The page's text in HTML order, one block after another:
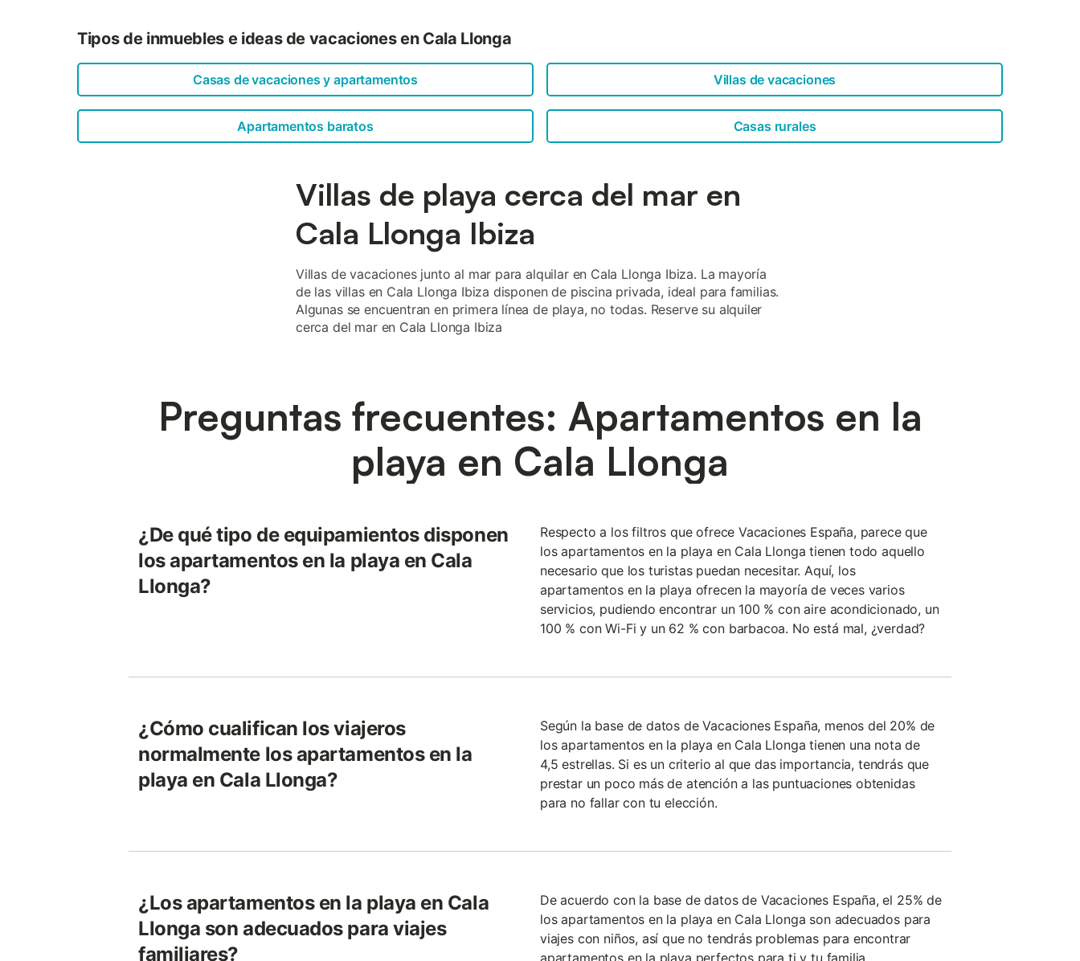
Tipos de inmuebles e ideas de vacaciones en Cala Llonga
Casas de vacaciones y apartamentos Villas de vacaciones
Apartamentos baratos Casas rurales
Villas de playa cerca del mar en
Cala Llonga Ibiza
Villas de vacaciones junto al mar para alquilar en Cala Llonga Ibiza. La mayoría
de las villas en Cala Llonga Ibiza disponen de piscina privada, ideal para familias.
Algunas se encuentran en primera línea de playa, no todas. Reserve su alquiler
cerca del mar en Cala Llonga Ibiza
Preguntas frecuentes: Apartamentos en la
playa en Cala Llonga
¿De qué tipo de equipamientos disponen
los apartamentos en la playa en Cala
Llonga?
Respecto a los filtros que ofrece Vacaciones España, parece que
los apartamentos en la playa en Cala Llonga tienen todo aquello
necesario que los turistas puedan necesitar. Aquí, los
apartamentos en la playa ofrecen la mayoría de veces varios
servicios, pudiendo encontrar un 100 % con aire acondicionado, un
100 % con Wi-Fi y un 62 % con barbacoa. No está mal, ¿verdad?
¿Cómo cualifican los viajeros
normalmente los apartamentos en la
playa en Cala Llonga?
Según la base de datos de Vacaciones España, menos del 20% de
los apartamentos en la playa en Cala Llonga tienen una nota de
4,5 estrellas. Si es un criterio al que das importancia, tendrás que
prestar un poco más de atención a las puntuaciones obtenidas
para no fallar con tu elección.
¿Los apartamentos en la playa en Cala
Llonga son adecuados para viajes
familiares?
De acuerdo con la base de datos de Vacaciones España, el 25% de
los apartamentos en la playa en Cala Llonga son adecuados para
viajes con niños, así que no tendrás problemas para encontrar
apartamentos en la playa perfectos para ti y tu familia.